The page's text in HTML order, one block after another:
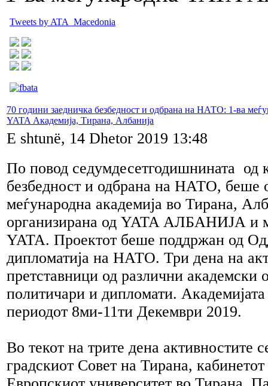
Tweets by ATA_Macedonia
70 години заедничка безбедност и одбрана на НАТО: 1-ва
YATA Академија, Тирана, Албанија
E shtunë, 14 Dhetor 2019 13:48
По повод седумдесетгодишнината од
безбедност и одбрана на НАТО, беше
меѓународна академија во Тирана,
организирана од YATA АЛБАНИЈА и
YATA. Проектот беше поддржан од
дипломатија на НАТО. Три дена на
претставници од различни академски
политичари и дипломати.
периодот 8ми-11ти Декември 2019.
Во текот на трите дена активностите
градскиот Совет на Тирана,